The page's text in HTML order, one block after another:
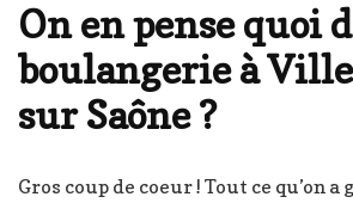
On en pense quoi
boulangerie à
sur Saône ?
Gros coup de coeur ! Tout ce qu’on